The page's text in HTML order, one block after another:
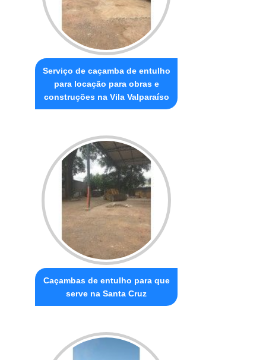
Serviço de caçamba de entulho
para locação para obras e
construções na Vila Valparaíso
Caçambas de entulho para que
serve na Santa Cruz